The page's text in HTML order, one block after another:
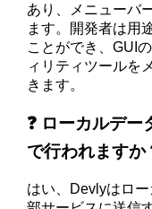
あり、メニューバ
ます。開発者は用
ことができ、GUI
ィリティツールを
きます。
❓ ローカルデ
で行われますか
はい、Devlyはロ